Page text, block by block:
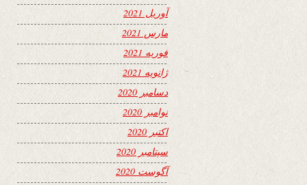
آوریل 2021
مارس 2021
فوریه 2021
ژانویه 2021
دسامبر 2020
نوامبر 2020
اکتبر 2020
سپتامبر 2020
آگوست 2020